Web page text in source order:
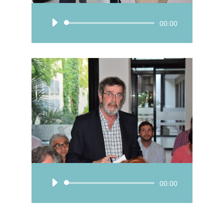
Reproductor
audio
00:00
Reproductor
audio
00:00